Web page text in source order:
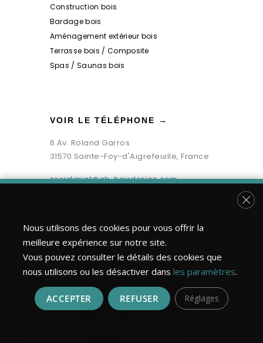
Construction bois
Bardage bois
Aménagement extérieur bois
Terrasse bois / Composite
Spas / Saunas bois
VOIR LE TÉLÉPHONE →
6 Av. Roland Garros
31570 Sainte-Foy-d'Aigrefeuille, France
secretariat@gb-boisdesign.com
Bois Design Construction ©2026 | Tous droits réservés.
Nous utilisons des cookies pour vous offrir la
meilleure expérience sur notre site.
Vous pouvez consulter le détails des cookies que
nous utilisons ou les désactiver dans les paramètres.
ACCEPTER REFUSER Réglages